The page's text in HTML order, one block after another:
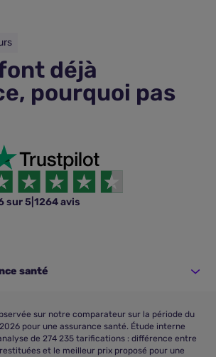
déjà
pourquoi pas
sur 5 1264 avis
santé
sur notre comparateur sur la période du
pour une assurance santé. Étude interne
de 274 235 tarifications : différence entre
et le meilleur prix proposé pour une